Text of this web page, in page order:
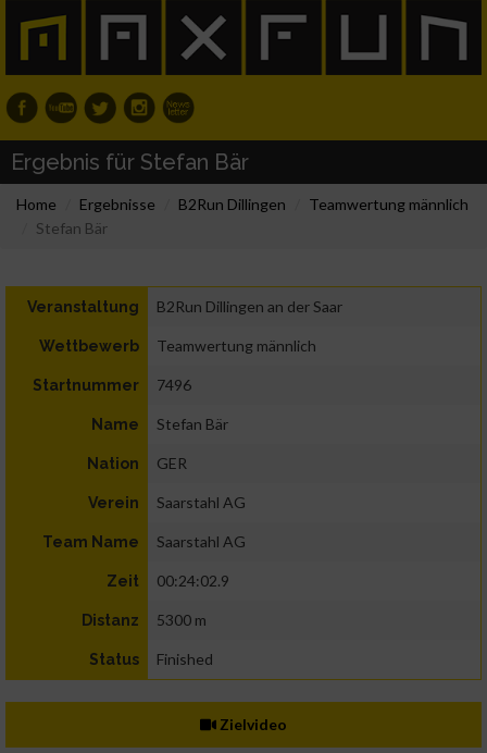
Ergebnis für Stefan Bär
Home Ergebnisse B2Run Dillingen
Teamwertung männlich
Stefan Bär
Veranstaltung B2Run Dillingen an der Saar
Wettbewerb Teamwertung männlich
Startnummer 7496
Name Stefan Bär
Nation GER
Verein Saarstahl AG
Team Name Saarstahl AG
Zeit 00:24:02.9
Distanz 5300 m
Status Finished
Zielvideo